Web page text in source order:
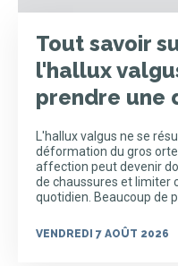
Tout savoir
l'hallux
prendre une
L'hallux valgus ne se
déformation du gros
affection peut devenir
de chaussures et limiter
quotidien. Beaucoup de
VENDREDI 7 AOÛT 2026